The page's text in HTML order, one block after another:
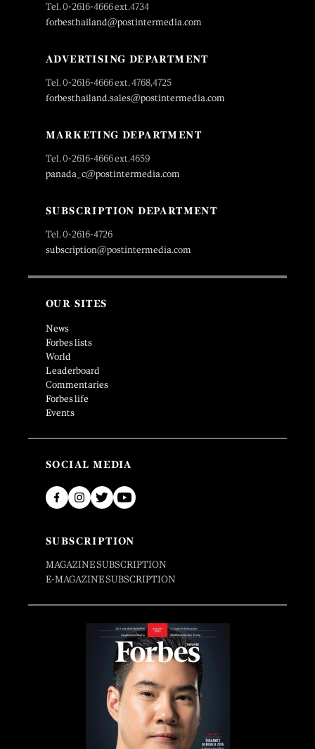
Tel. 0-2616-4666 ext.4734
forbesthailand@postintermedia.com
ADVERTISING DEPARTMENT
Tel. 0-2616-4666 ext. 4768,4725
forbesthailand.sales@postintermedia.com
MARKETING DEPARTMENT
Tel. 0-2616-4666 ext.4659
panada_c@postintermedia.com
SUBSCRIPTION DEPARTMENT
Tel. 0-2616-4726
subscription@postintermedia.com
OUR SITES
News
Forbes lists
World
Leaderboard
Commentaries
Forbes life
Events
SOCIAL MEDIA
SUBSCRIPTION
MAGAZINE SUBSCRIPTION
E-MAGAZINE SUBSCRIPTION